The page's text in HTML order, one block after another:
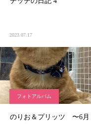
2023.07.17
フォトアルバム
のりお＆プリッツ 〜6月